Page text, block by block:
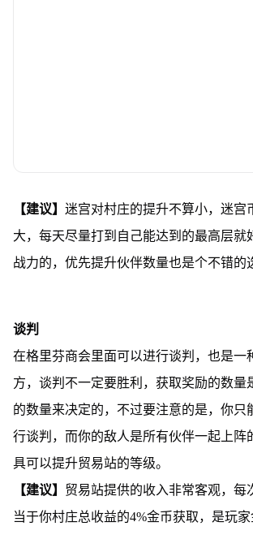
【建议】 迷宫对村庄的提升不算小，迷宫
大，每天尽量打到自己能达到的最高层就
战力的，优先提升伙伴数量也是个不错的
谈判
在格里芬商会里面可以进行谈判，也是一
方，谈判不一定要胜利，获取奖励的数量
的数量来决定的，不过要注意的是，你只
行谈判，而你的敌人是所有伙伴一起上阵
具可以提升贸易站的等级。
【建议】 贸易站提供的收入非常客观，每
当于你村庄总收益的4%金币获取，是玩